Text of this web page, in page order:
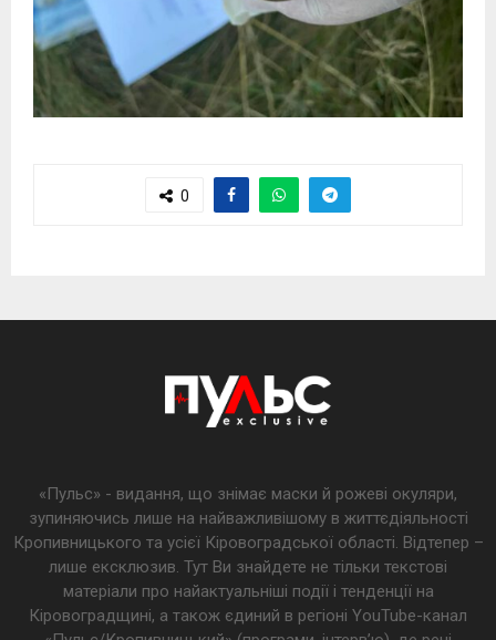
0
«Пульс» - видання, що знімає маски й рожеві окуляри,
зупиняючись лише на найважливішому в життєдіяльності
Кропивницького та усієї Кіровоградської області. Відтепер –
лише ексклюзив. Тут Ви знайдете не тільки текстові
матеріали про найактуальніші події і тенденції на
Кіровоградщині, а також єдиний в регіоні YouTube-канал